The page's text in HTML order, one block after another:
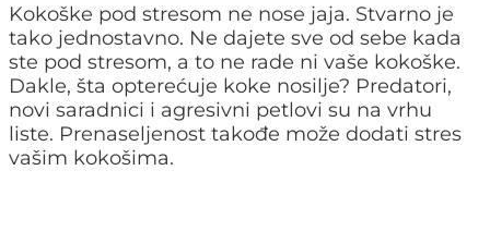
Kokoške pod stresom ne nose jaja. Stvarno je
tako jednostavno. Ne dajete sve od sebe kada
ste pod stresom, a to ne rade ni vaše kokoške.
Dakle, šta opterećuje koke nosilje? Predatori,
novi saradnici i agresivni petlovi su na vrhu
liste. Prenaseljenost takođe može dodati stres
vašim kokošima.